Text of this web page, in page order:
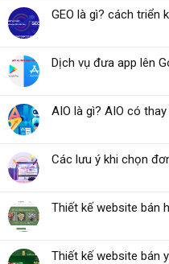
GEO là gì? cách triển
Dịch vụ đưa app lên
AIO là gì? AIO có
Các lưu ý khi chọn
Thiết kế website bán
Thiết kế website bán